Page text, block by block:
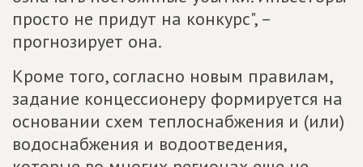
просто не придут на конкурс", –
прогнозирует она.
Кроме того, согласно новым правилам,
задание концессионеру формируется на
основании схем теплоснабжения и (или)
водоснабжения и водоотведения,